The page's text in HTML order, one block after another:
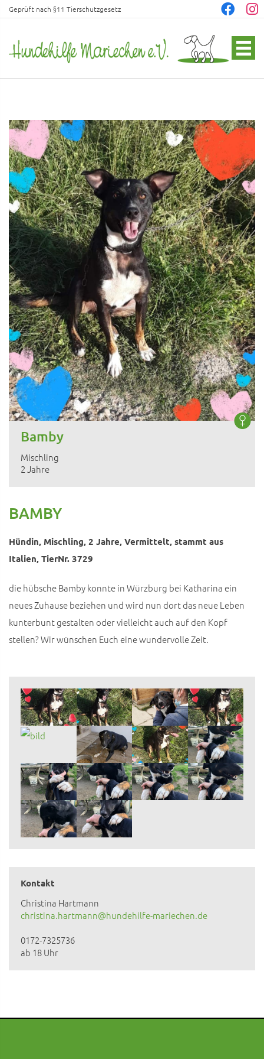
Geprüft nach §11 Tierschutzgesetz
Bamby
Mischling
2 Jahre
BAMBY
Hündin, Mischling, 2 Jahre, Vermittelt, stammt aus
Italien, TierNr. 3729
die hübsche Bamby konnte in Würzburg bei Katharina ein
neues Zuhause beziehen und wird nun dort das neue Leben
kunterbunt gestalten oder vielleicht auch auf den Kopf
stellen? Wir wünschen Euch eine wundervolle Zeit.
Kontakt
Christina Hartmann
christina.hartmann@hundehilfe-mariechen.de
0172-7325736
ab 18 Uhr